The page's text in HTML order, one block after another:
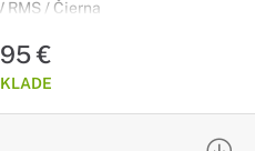
RMS / Čierna
€